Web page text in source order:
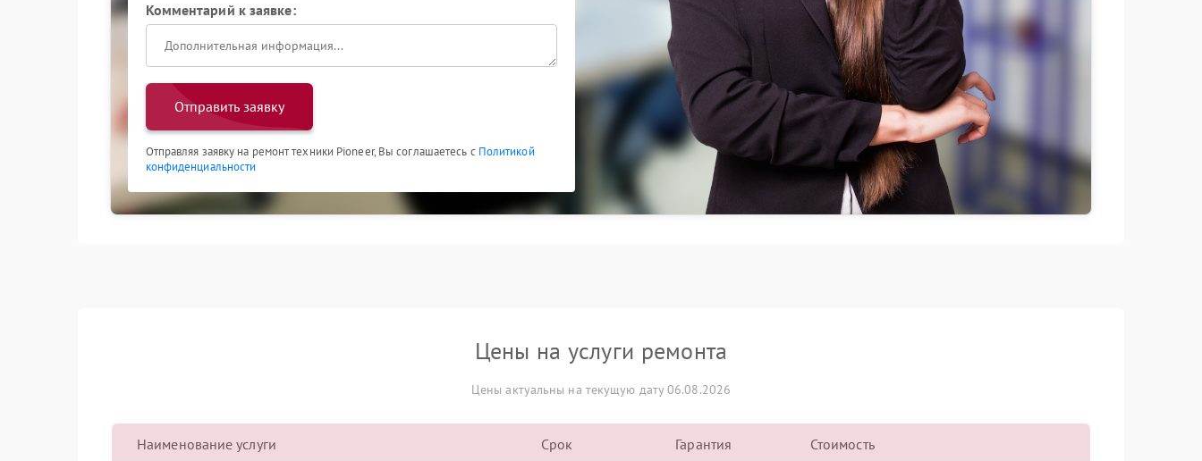
Комментарий к заявке:
Отправить заявку
Отправляя заявку на ремонт техники Pioneer, Вы соглашаетесь с Политикой
конфиденциальности
Цены на услуги ремонта
Цены актуальны на текущую дату 06.08.2026
Наименование услуги Срок Гарантия Стоимость